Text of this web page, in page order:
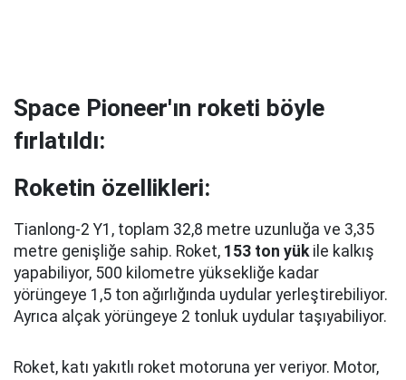
Space Pioneer'ın roketi böyle
fırlatıldı:
Roketin özellikleri:
Tianlong-2 Y1, toplam 32,8 metre uzunluğa ve 3,35
metre genişliğe sahip. Roket, 153 ton yükile kalkış
yapabiliyor, 500 kilometre yüksekliğe kadar
yörüngeye 1,5 ton ağırlığında uydular yerleştirebiliyor.
Ayrıca alçak yörüngeye 2 tonluk uydular taşıyabiliyor.
Roket, katı yakıtlı roket motoruna yer veriyor. Motor,